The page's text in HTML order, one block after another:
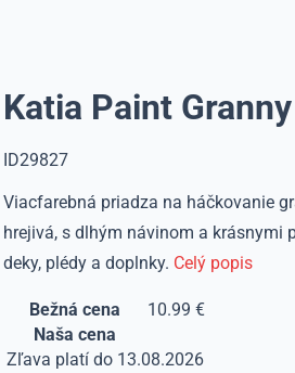
Katia Paint
ID29827
Viacfarebná priadza na háčkovanie
hrejivá, s dlhým návinom a krásnymi
deky, plédy a doplnky. Celý popis
Bežná cena
10.99 €
Naša cena
Zľava platí do 13.08.2026